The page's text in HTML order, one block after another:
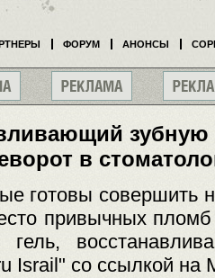
зубную
в
готовы совершить
привычных
гель,
Israil" со ссылкой на
ФОРУМ АНОНСЫ